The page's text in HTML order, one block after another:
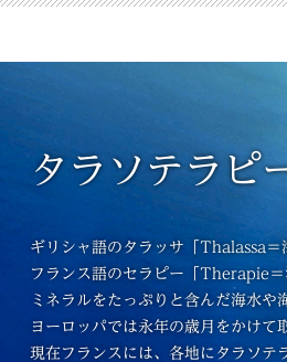
タラソテラピ
ギリシャ語のタラッサ「Thalassa＝
フランス語のセラピー「Therapie＝
ミネラルをたっぷりと含んだ海水や
ヨーロッパでは永年の歳月をかけて
現在フランスには、各地にタラソテ